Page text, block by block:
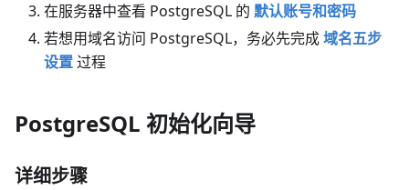
在服务器中查看 PostgreSQL 的 默认账号和密码
若想用域名访问 PostgreSQL，务必先完成域名五步
设置过程
PostgreSQL 初始化向导
详细步骤